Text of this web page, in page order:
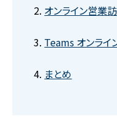
オンライン営業
Teams オンライ
まとめ